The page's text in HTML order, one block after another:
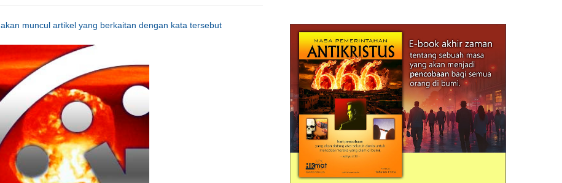
, akan muncul artikel yang berkaitan dengan kata tersebut